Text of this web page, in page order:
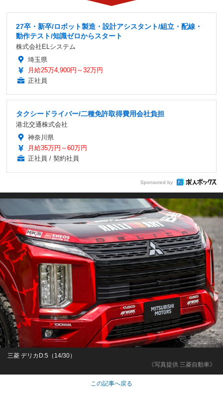
27卒・新卒/ロボット製造・設計アシスタント/組立・配線・
動作テスト/知識ゼロからスタート
株式会社ELシステム
埼玉県
月給25万4,900円～32万円
正社員
タクシードライバー/二種免許取得費用会社負担
港北交通株式会社
神奈川県
月給35万円～60万円
正社員 / 契約社員
Sponsored by
《写真提供 三菱自動車》
三菱 デリカD:5（14/30）
この記事へ戻る